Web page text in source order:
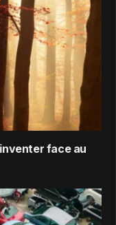
face au